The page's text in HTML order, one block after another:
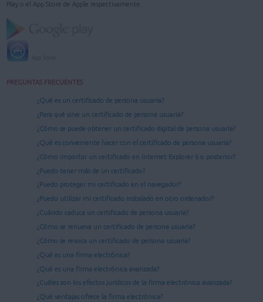
Play o el App Store de Apple respectivamente.
PREGUNTAS FRECUENTES
¿Qué es un certificado de persona usuaria?
¿Para qué sirve un certificado de persona usuaria?
¿Cómo se puede obtener un certificado digital de persona usuaria?
¿Qué es conveniente hacer con el certificado de persona usuaria?
¿Cómo importar un certificado en Internet Explorer 6 o posterior?
¿Puedo tener más de un certificado?
¿Puedo proteger mi certificado en el navegador?
¿Puedo utilizar mi certificado instalado en otro ordenador?
¿Cuándo caduca un certificado de persona usuaria?
¿Cómo se renueva un certificado de persona usuaria?
¿Cómo se revoca un certificado de persona usuaria?
¿Qué es una firma electrónica?
¿Qué es una firma electrónica avanzada?
¿Cuáles son los efectos jurídicos de la firma electrónica avanzada?
¿Qué ventajas ofrece la firma electrónica?